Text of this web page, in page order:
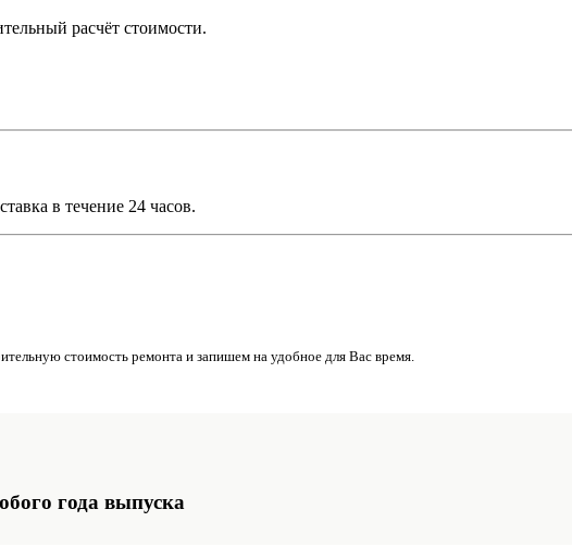
расчёт стоимости.
в течение 24 часов.
стоимость ремонта и запишем на удобное для Вас время.
года выпуска